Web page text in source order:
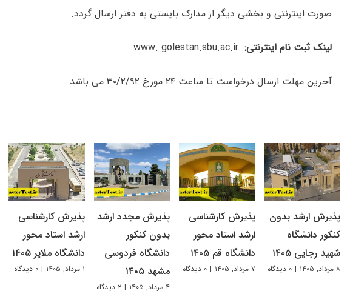
صورت اینترنتی و بخشی دیگر از مدارک بایستی به دفتر ارسال گردد.
لینک ثبت نام اینترنتی: www. golestan.sbu.ac.ir
آخرین مهلت ارسال درخواست تا ساعت ۲۴ مورخ ۳۰/۲/۹۲ می باشد
پذیرش ارشد بدون
کنکور دانشگاه
شهید رجایی ۱۴۰۵
۸ مرداد, ۱۴۰۵ | ۰ دیدگاه
پذیرش کارشناسی
ارشد استاد محور
دانشگاه قم ۱۴۰۵
۷ مرداد, ۱۴۰۵ | ۰ دیدگاه
پذیرش مجدد ارشد
بدون کنکور
دانشگاه فردوسی
مشهد ۱۴۰۵
۴ مرداد, ۱۴۰۵ | ۲ دیدگاه
پذیرش کارشناسی
ارشد استاد محور
دانشگاه ملایر ۱۴۰۵
۱ مرداد, ۱۴۰۵ | ۰ دیدگاه